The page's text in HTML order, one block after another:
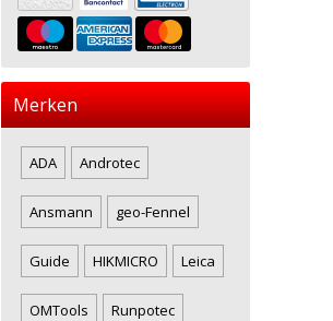
Merken
ADA Androtec
Ansmann geo-Fennel
Guide HIKMICRO Leica
OMTools Runpotec